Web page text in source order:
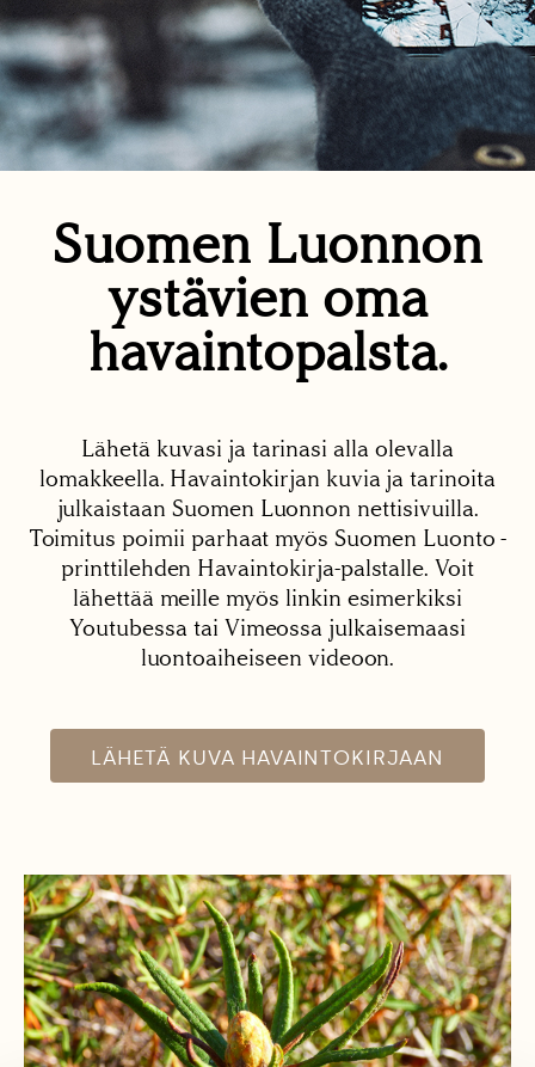
Suomen Luonnon
ystävien oma
havaintopalsta.
Lähetä kuvasi ja tarinasi alla olevalla
lomakkeella. Havaintokirjan kuvia ja tarinoita
julkaistaan Suomen Luonnon nettisivuilla.
Toimitus poimii parhaat myös Suomen Luonto -
printtilehden Havaintokirja-palstalle. Voit
lähettää meille myös linkin esimerkiksi
Youtubessa tai Vimeossa julkaisemaasi
luontoaiheiseen videoon.
LÄHETÄ KUVA HAVAINTOKIRJAAN